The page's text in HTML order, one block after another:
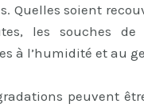
Quelles soient
les souches de
à l’humidité et au
peuvent